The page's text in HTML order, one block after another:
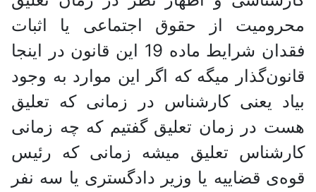
محرومیت از حقوق اجتماعی یا اثبات
فقدان شرایط ماده 19 این قانون در اینجا
قانون‌گذار میگه که اگر این موارد به وجود
بیاد یعنی کارشناس در زمانی که تعلیق
هست در زمان تعلیق گفتیم که چه زمانی
کارشناس تعلیق میشه زمانی که رئیس
قوه‌ی قضاییه یا وزیر دادگستری یا سه نفر